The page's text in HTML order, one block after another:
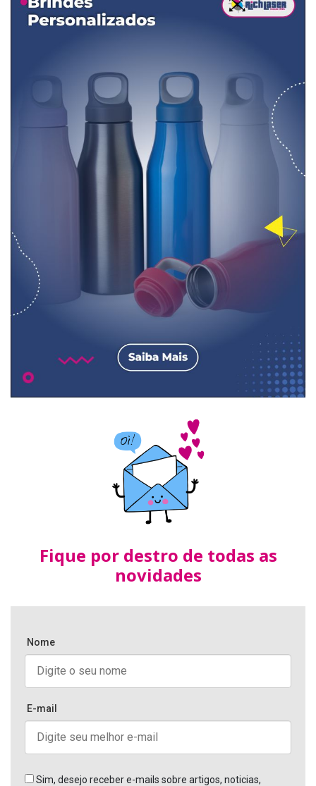
Fique por destro de todas as
novidades
Nome
E-mail
Sim, desejo receber e-mails sobre artigos, noticias,